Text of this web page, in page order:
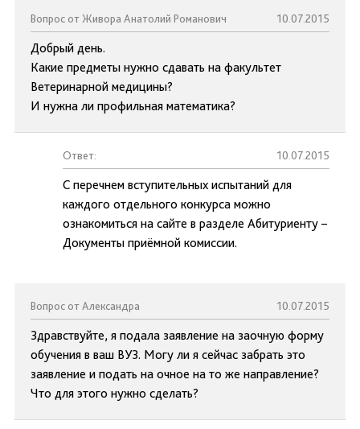
Вопрос от Живора Анатолий Романович 10.07.2015
Добрый день.
Какие предметы нужно сдавать на факультет
Ветеринарной медицины?
И нужна ли профильная математика?
Ответ: 10.07.2015
С перечнем вступительных испытаний для
каждого отдельного конкурса можно
ознакомиться на сайте в разделе Абитуриенту –
Документы приёмной комиссии.
Вопрос от Александра 10.07.2015
Здравствуйте, я подала заявление на заочную форму
обучения в ваш ВУЗ. Могу ли я сейчас забрать это
заявление и подать на очное на то же направление?
Что для этого нужно сделать?